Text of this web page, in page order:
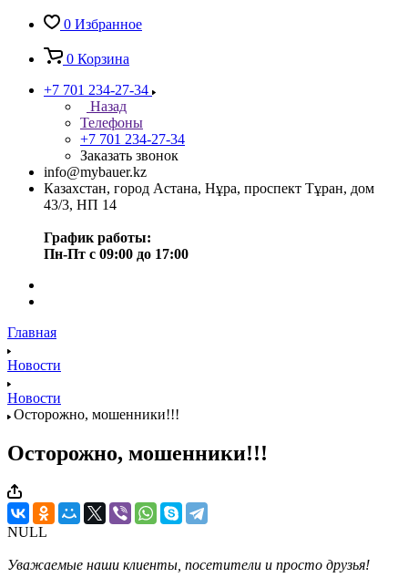
0 Избранное
0 Корзина
+7 701 234-27-34
Назад
Телефоны
+7 701 234-27-34
Заказать звонок
info@mybauer.kz
Казахстан, город Астана, Нұра, проспект Тұран, дом
43/3, НП 14
График работы:
Пн-Пт с 09:00 до 17:00
Главная
Новости
Новости
Осторожно, мошенники!!!
Осторожно, мошенники!!!
NULL
Уважаемые наши клиенты, посетители и просто друзья!